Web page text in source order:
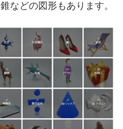
などの図形もあります。